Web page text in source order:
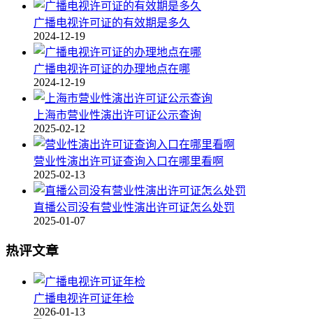
广播电视许可证的有效期是多久
2024-12-19
广播电视许可证的办理地点在哪
2024-12-19
上海市营业性演出许可证公示查询
2025-02-12
营业性演出许可证查询入口在哪里看啊
2025-02-13
直播公司没有营业性演出许可证怎么处罚
2025-01-07
热评文章
广播电视许可证年检
2026-01-13